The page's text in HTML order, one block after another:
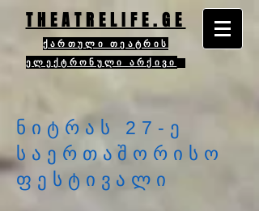
THEATRELIFE.GE
ქართული თეატრის
ელექტრონული არქივი
ნიტრას 27-ე
საერთაშორისო
ფესტივალი